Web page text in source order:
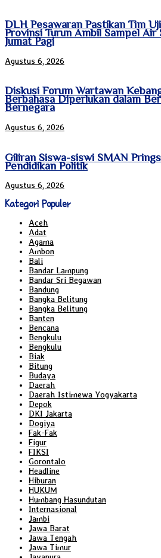
DLH Pesawaran Pastikan Tim
Provinsi Turun Ambil Sampel Air
Jumat Pagi
Agustus 6, 2026
Diskusi Forum Wartawan
Berbahasa Diperlukan dalam
Bernegara
Agustus 6, 2026
Giliran Siswa-siswi SMAN
Pendidikan Politik
Agustus 6, 2026
Kategori Populer
Aceh
Adat
Agama
Ambon
Bali
Bandar Lampung
Bandar Sri Begawan
Bandung
Bangka Belitung
Bangka Belitung
Banten
Bencana
Bengkulu
Bengkulu
Biak
Bitung
Budaya
Daerah
Daerah Istimewa Yogyakarta
Depok
DKI Jakarta
Dogiya
Fak-Fak
Figur
FIKSI
Gorontalo
Headline
Hiburan
HUKUM
Humbang Hasundutan
Internasional
Jambi
Jawa Barat
Jawa Tengah
Jawa Timur